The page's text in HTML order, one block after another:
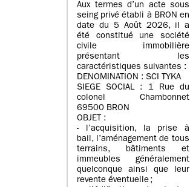
Aux termes d’un acte sous
seing privé établi à BRON en
date du 5 Août 2026, il a
été constitué une société
civile immobilière
présentant les
caractéristiques suivantes :
DENOMINATION : SCI TYKA
SIEGE SOCIAL : 1 Rue du
colonel Chambonnet
69500 BRON
OBJET :
- l’acquisition, la prise à
bail, l’aménagement de tous
terrains, bâtiments et
immeubles généralement
quelconque ainsi que leur
revente éventuelle ;